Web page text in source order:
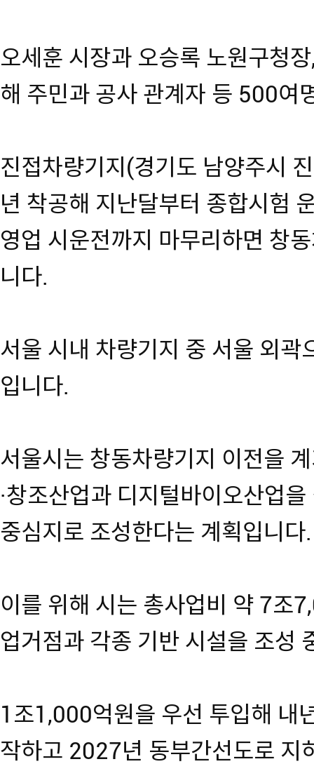
오세훈 시장과 오승록 노원구청
해 주민과 공사 관계자 등 500여
진접차량기지(경기도 남양주시
년 착공해 지난달부터 종합시험
영업 시운전까지 마무리하면 창
니다.
서울 시내 차량기지 중 서울 외곽
입니다.
서울시는 창동차량기지 이전을
·창조산업과 디지털바이오산업
중심지로 조성한다는 계획입니다.
이를 위해 시는 총사업비 약 7조
업거점과 각종 기반 시설을 조성
1조1,000억원을 우선 투입해 내
작하고 2027년 동부간선도로 지